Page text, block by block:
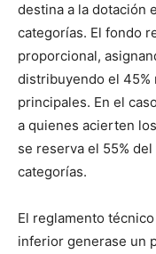
destina a la dotación
categorías. El fondo
proporcional,
distribuyendo el 45%
principales. En el
a quienes acierten
se reserva el 55%
categorías.
El reglamento
inferior generase un